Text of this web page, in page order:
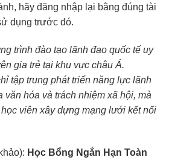
hãy đăng nhập lại bằng đúng tài
dụng trước đó.
trình đào tạo lãnh đạo quốc tế uy
gia trẻ tại khu vực châu Á.
tập trung phát triển năng lực lãnh
văn hóa và trách nhiệm xã hội, mà
viên xây dựng mạng lưới kết nối
Học Bổng Ngắn Hạn Toàn